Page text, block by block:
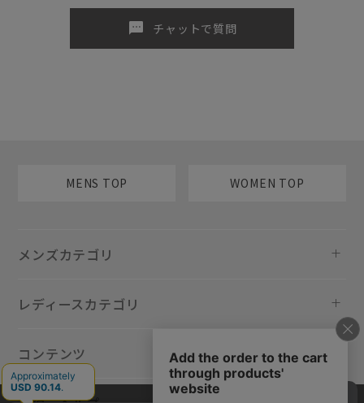
sms チャットで質問
MENS TOP WOMEN TOP
メンズカテゴリ
レディースカテゴリ
コンテンツ